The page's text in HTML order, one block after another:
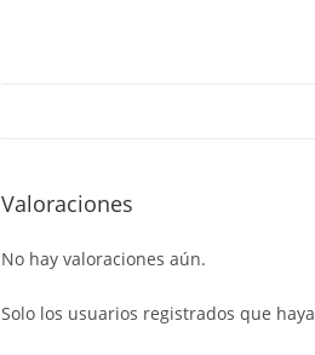
Valoraciones
No hay valoraciones aún.
Solo los usuarios registrados que